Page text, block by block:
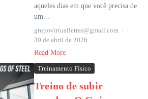
aqueles dias em que você precisa de
um...
grupovirtualletras@gmail.com
30 de abril de 2026
Read More
Treinamento Físico
Treino de subir